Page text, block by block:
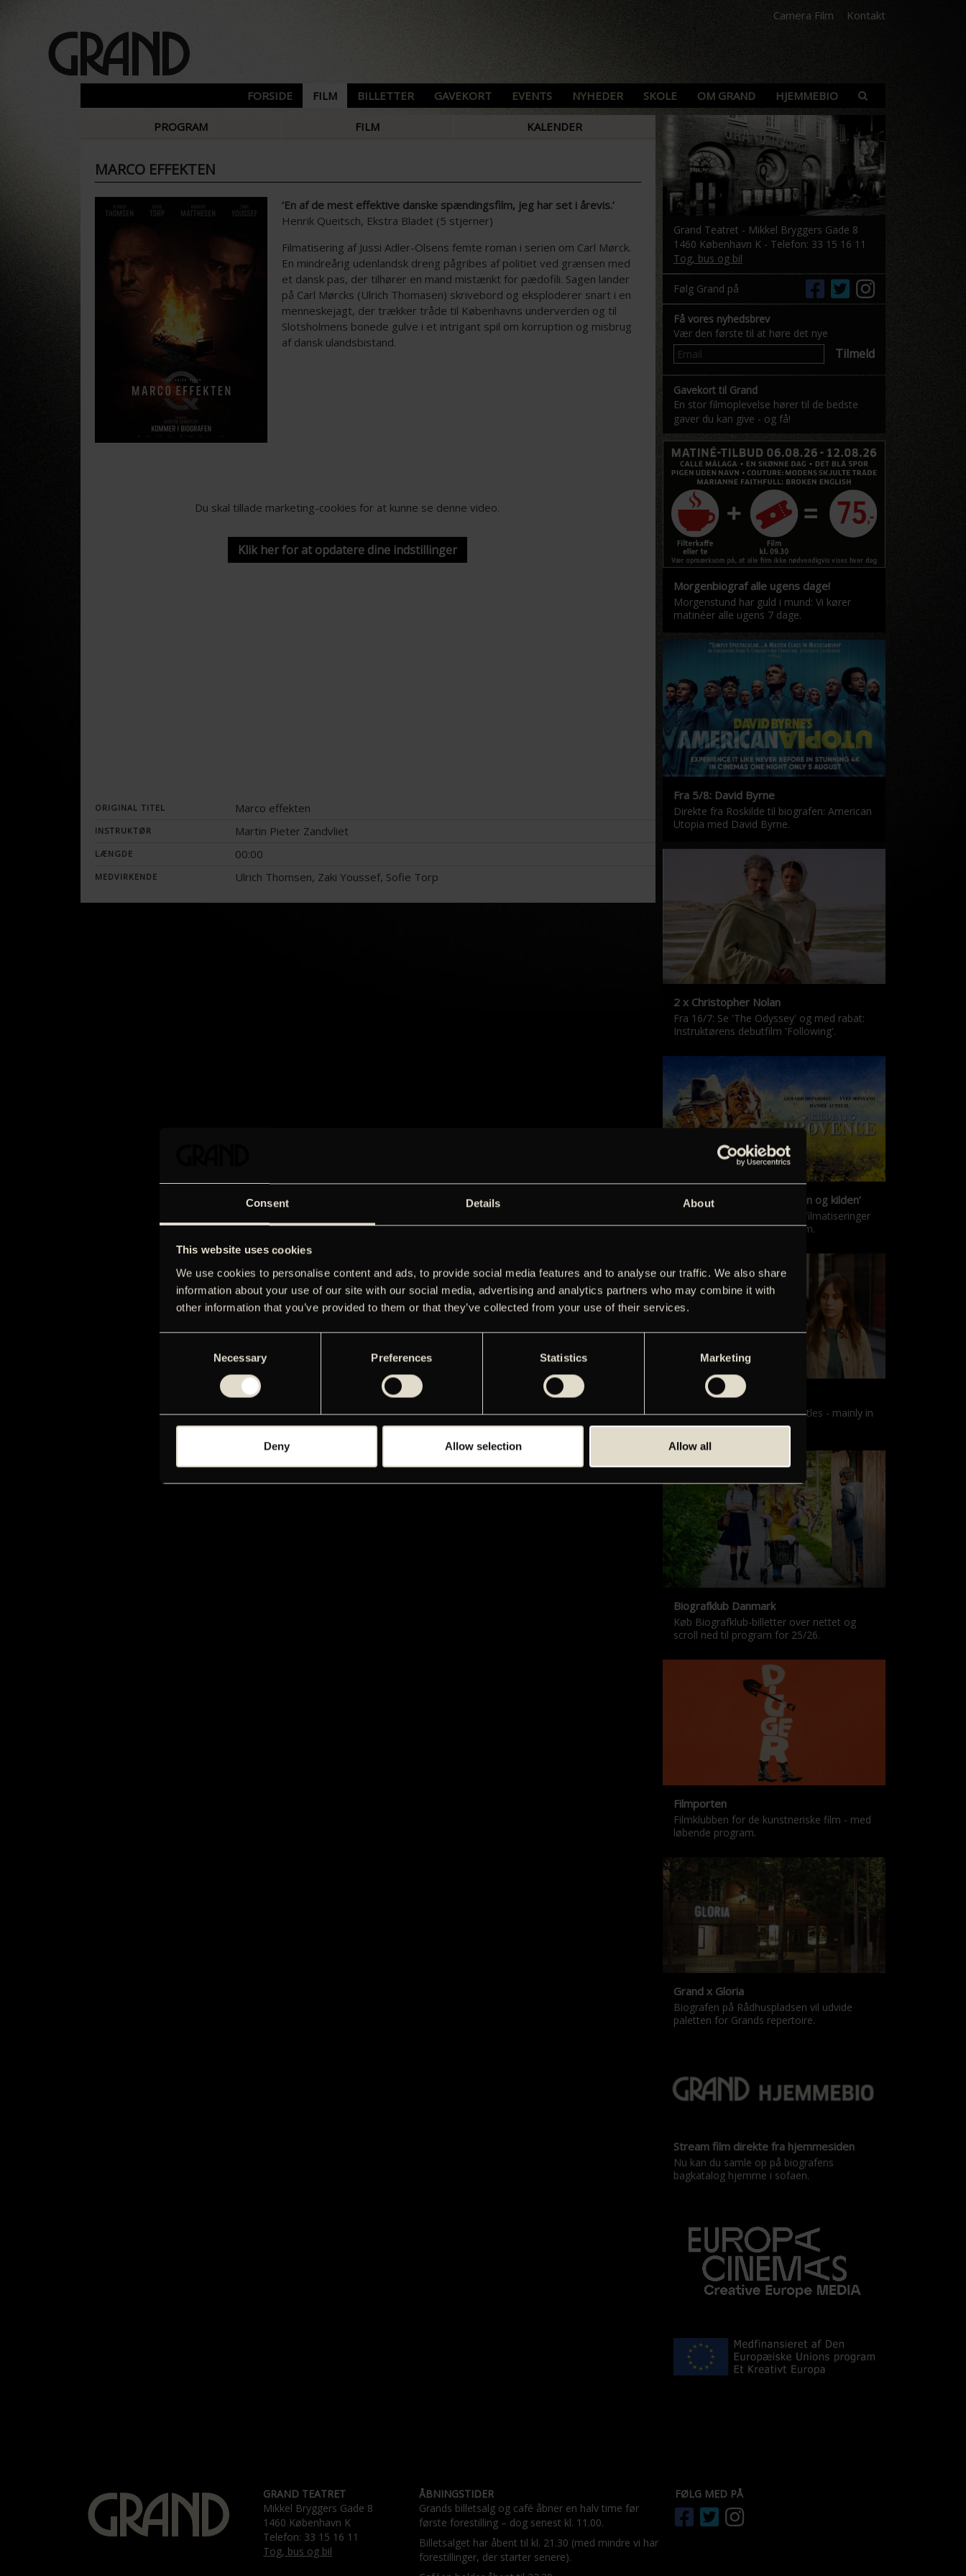
Consent Details About
This website uses cookies
We use cookies to personalise content and ads, to provide social media features and to analyse our traffic. We also share
information about your use of our site with our social media, advertising and analytics partners who may combine it with
other information that you’ve provided to them or that they’ve collected from your use of their services.
Necessary Preferences Statistics Marketing
Deny Allow selection Allow all
Camera Film Kontakt
FORSIDE FILM BILLETTER GAVEKORT EVENTS NYHEDER SKOLE OM GRAND HJEMMEBIO
PROGRAM FILM KALENDER
MARCO EFFEKTEN
‘En af de mest effektive danske spændingsfilm, jeg har set i årevis.’
Henrik Queitsch, Ekstra Bladet (5 stjerner)
Filmatisering af Jussi Adler-Olsens femte roman i serien om Carl Mørck.
En mindreårig udenlandsk dreng pågribes af politiet ved grænsen med
et dansk pas, der tilhører en mand mistænkt for pædofili. Sagen lander
på Carl Mørcks (Ulrich Thomasen) skrivebord og eksploderer snart i en
menneskejagt, der trækker tråde til Københavns underverden og til
Slotsholmens bonede gulve i et intrigant spil om korruption og misbrug
af dansk ulandsbistand.
Du skal tillade marketing-cookies for at kunne se denne video.
Klik her for at opdatere dine indstillinger
ORIGINAL TITEL Marco effekten
INSTRUKTØR Martin Pieter Zandvliet
LÆNGDE 00:00
MEDVIRKENDE Ulrich Thomsen, Zaki Youssef, Sofie Torp
Grand Teatret - Mikkel Bryggers Gade 8
1460 København K - Telefon: 33 15 16 11
Tog, bus og bil
Følg Grand på
Få vores nyhedsbrev
Vær den første til at høre det nye
Tilmeld
Gavekort til Grand
En stor filmoplevelse hører til de bedste
gaver du kan give - og få!
Morgenbiograf alle ugens dage!
Morgenstund har guld i mund: Vi kører
matinéer alle ugens 7 dage.
Fra 5/8: David Byrne
Direkte fra Roskilde til biografen: American
Utopia med David Byrne.
2 x Christopher Nolan
Fra 16/7: Se 'The Odyssey' og med rabat:
Instruktørens debutfilm 'Following'.
‘Kilden i Provence’ & ‘Manon og kilden’
De klassiske Marcel Pagnol-filmatiseringer
er tilbage i nyrestaureret form.
Films with English subtitles
Screenings with English subtitles - mainly in
our sister cinema, Gloria.
Biografklub Danmark
Køb Biografklub-billetter over nettet og
scroll ned til program for 25/26.
Filmporten
Filmklubben for de kunstneriske film - med
løbende program.
Grand x Gloria
Biografen på Rådhuspladsen vil udvide
paletten for Grands repertoire.
Stream film direkte fra hjemmesiden
Nu kan du samle op på biografens
bagkatalog hjemme i sofaen.
GRAND TEATRET
Mikkel Bryggers Gade 8
1460 København K
Telefon: 33 15 16 11
Tog, bus og bil
ÅBNINGSTIDER
Grands billetsalg og café åbner en halv time før
første forestilling – dog senest kl. 11.00.
Billetsalget har åbent til kl. 21.30 (med mindre vi har
forestillinger, der starter senere).
FØLG MED PÅ